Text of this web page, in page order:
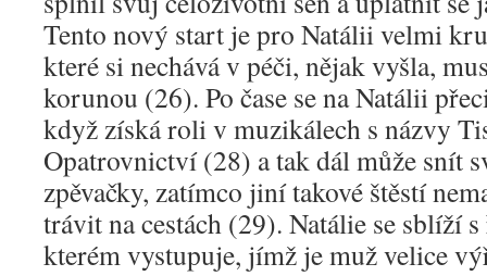
Tento nový start je pro Natálii velmi
které si nechává v péči, nějak vyšla,
korunou (26). Po čase se na Natálii
když získá roli v muzikálech s názvy
Opatrovnictví (28) a tak dál může snít
zpěvačky, zatímco jiní takové štěstí
trávit na cestách (29). Natálie se sblíží
kterém vystupuje, jímž je muž velice